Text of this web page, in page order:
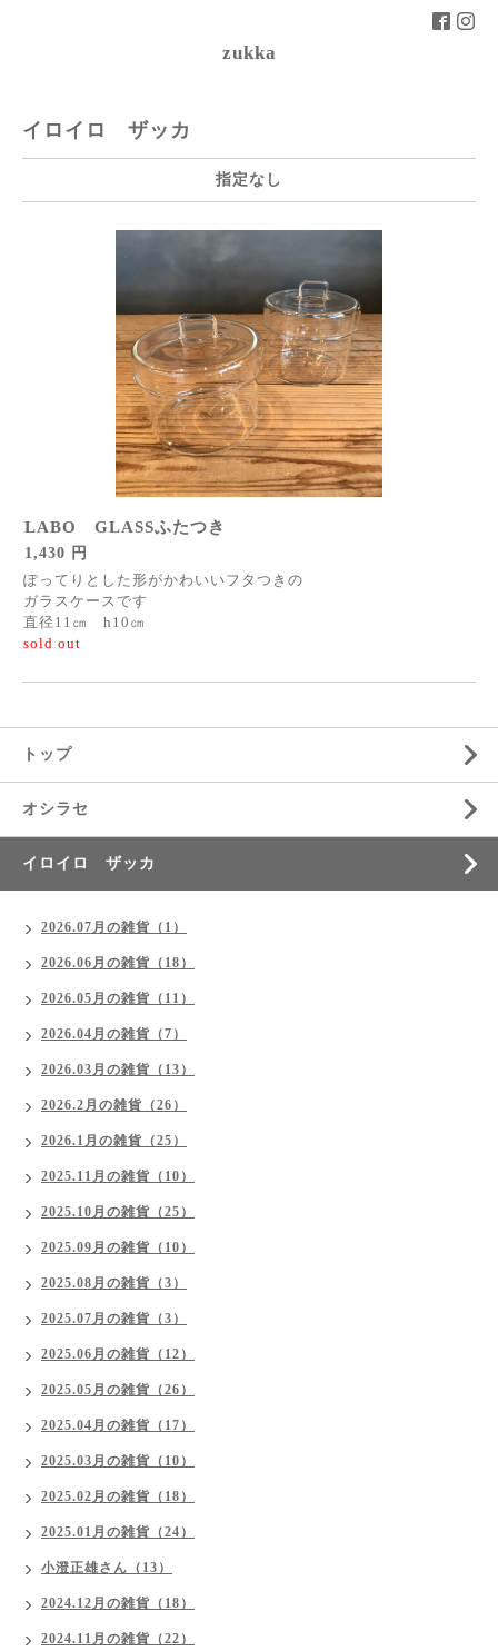
zukka
イロイロ ザッカ
指定なし
LABO GLASSふたつき
1,430 円
ぽってりとした形がかわいいフタつきの
ガラスケースです
直径11㎝ h10㎝
sold out
トップ
オシラセ
イロイロ ザッカ
2026.07月の雑貨（1）
2026.06月の雑貨（18）
2026.05月の雑貨（11）
2026.04月の雑貨（7）
2026.03月の雑貨（13）
2026.2月の雑貨（26）
2026.1月の雑貨（25）
2025.11月の雑貨（10）
2025.10月の雑貨（25）
2025.09月の雑貨（10）
2025.08月の雑貨（3）
2025.07月の雑貨（3）
2025.06月の雑貨（12）
2025.05月の雑貨（26）
2025.04月の雑貨（17）
2025.03月の雑貨（10）
2025.02月の雑貨（18）
2025.01月の雑貨（24）
小澄正雄さん（13）
2024.12月の雑貨（18）
2024.11月の雑貨（22）